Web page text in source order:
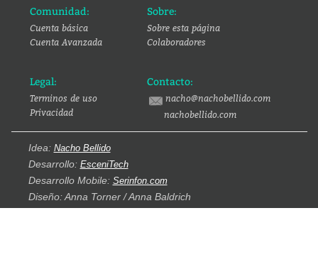
Comunidad:
Cuenta básica
Cuenta Avanzada
Sobre:
Sobre esta página
Colaboradores
Legal:
Terminos de uso
Privacidad
Contacto:
nacho@nachobellido.com
nachobellido.com
Idea: Nacho Bellido
Desarrollo: EsceniTech
Desarrollo Mobile: Serinfon.com
Diseño: Anna Torner / Anna Baldrich